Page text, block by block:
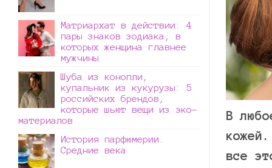
В
все
Матриархат в действии: 4
пары знаков зодиака, в
которых женщина главнее
мужчины
Шуба из конопли,
купальник из кукурузы: 5
российских брендов,
которые шьют вещи из эко-
материалов
История парфюмерии.
Средние века